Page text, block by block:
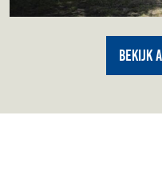
Bekijk